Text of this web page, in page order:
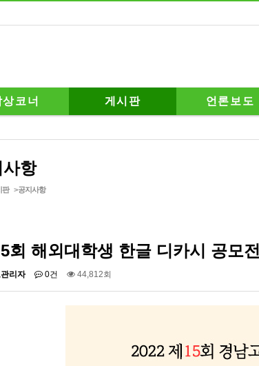
상코너 게시판 언론보도
사항
판 >공지사항
회 해외대학생 한글 디카시 공모전
리자 0건 44,812회